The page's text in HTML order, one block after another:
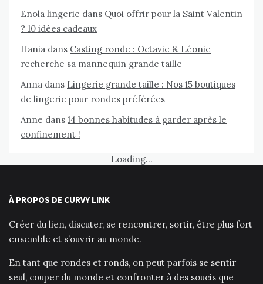
Enola lingerie dans Quoi offrir pour la Saint Valentin
? 10 idées cadeaux
Hania dans Casting ronde : Octavie & Léonie
recherche sa mannequin grande taille
Anna dans Lingerie grande taille : Nos 15 boutiques
de lingerie pour rondes préférées
Anne dans 14 bonnes habitudes à garder après le
confinement !
Loading...
À PROPOS DE CURVY LINK
Créer du lien, discuter, se rencontrer, sortir, être plus fort
ensemble et s’ouvrir au monde.
En tant que rondes et ronds, on peut parfois se sentir
seul, couper du monde et confronter à des soucis que